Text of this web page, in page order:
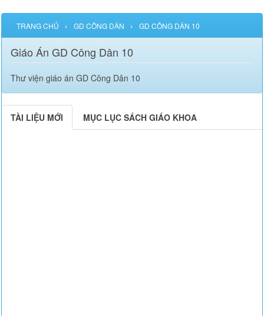
TRANG CHỦ › GD CÔNG DÂN › GD CÔNG DÂN 10
Giáo Án GD Công Dân 10
Thư viện giáo án GD Công Dân 10
TÀI LIỆU MỚI MỤC LỤC SÁCH GIÁO KHOA